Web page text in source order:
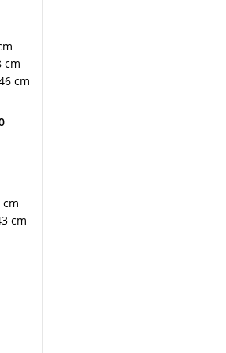
cm
cm
cm
cm